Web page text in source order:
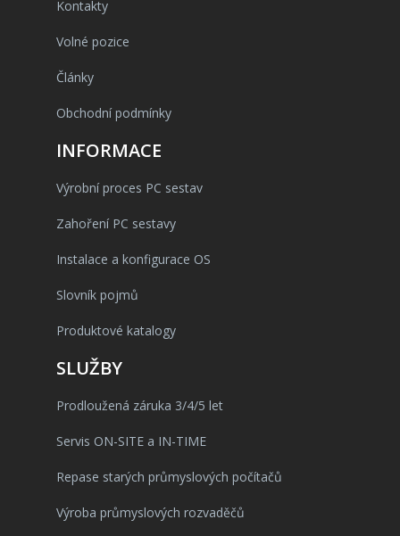
Kontakty
Volné pozice
Články
Obchodní podmínky
INFORMACE
Výrobní proces PC sestav
Zahoření PC sestavy
Instalace a konfigurace OS
Slovník pojmů
Produktové katalogy
SLUŽBY
Prodloužená záruka 3/4/5 let
Servis ON-SITE a IN-TIME
Repase starých průmyslových počítačů
Výroba průmyslových rozvaděčů